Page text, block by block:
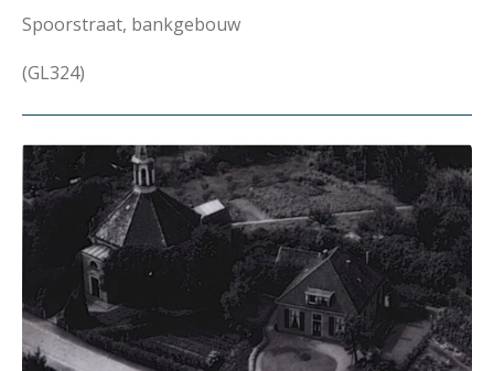
Spoorstraat, bankgebouw
(GL324)